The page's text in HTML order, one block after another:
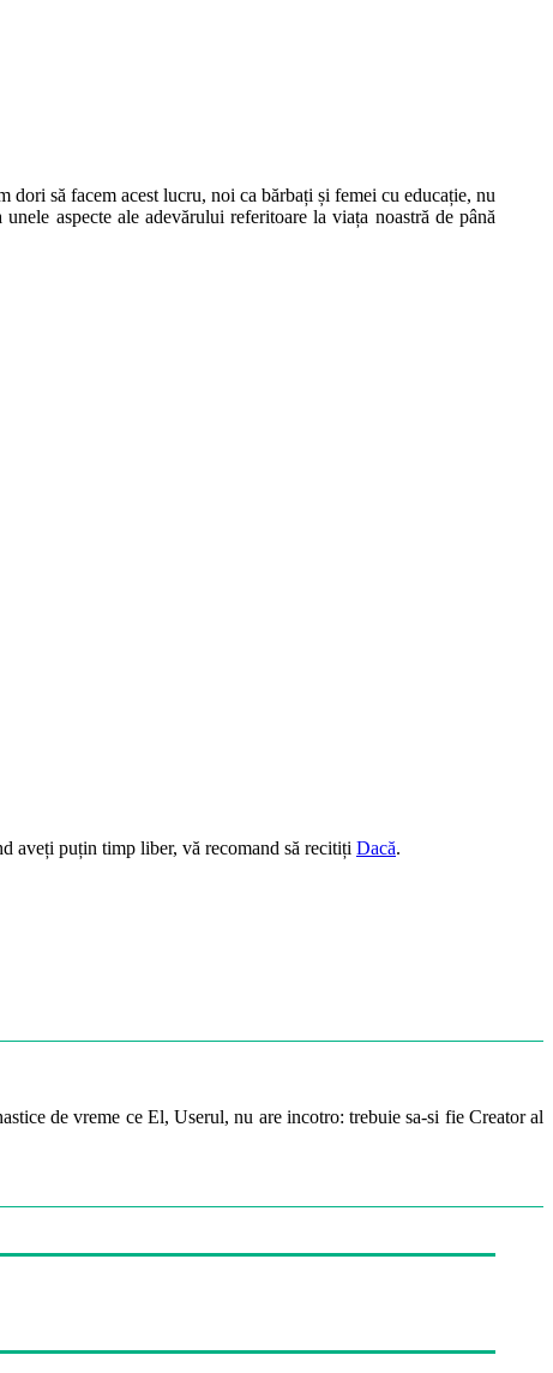
să facem acest lucru, noi ca bărbați și femei cu educație, nu
aspecte ale adevărului referitoare la viața noastră de până
aveți puțin timp liber, vă recomand să recitiți Dacă.
de vreme ce El, Userul, nu are incotro: trebuie sa-si fie Creator al